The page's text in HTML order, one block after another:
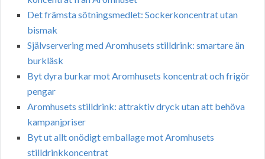
Det främsta sötningsmedlet: Sockerkoncentrat utan
bismak
Självservering med Aromhusets stilldrink: smartare än
burkläsk
Byt dyra burkar mot Aromhusets koncentrat och frigör
pengar
Aromhusets stilldrink: attraktiv dryck utan att behöva
kampanjpriser
Byt ut allt onödigt emballage mot Aromhusets
stilldrinkkoncentrat